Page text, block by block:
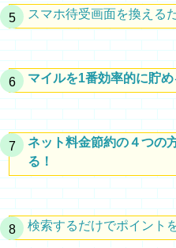
スマホ待受画面を換える
マイルを1番効率的に貯
ネット料金節約の４つの
る！
検索するだけでポイント